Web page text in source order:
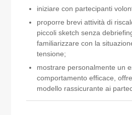
iniziare con partecipanti
proporre brevi attività di
piccoli sketch senza
familiarizzare con la
tensione;
mostrare personalmente un
comportamento efficace,
modello rassicurante ai